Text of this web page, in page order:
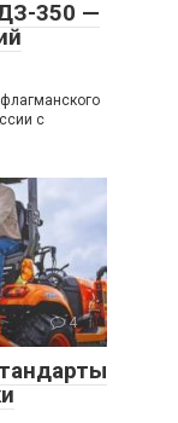
350 —
с
4